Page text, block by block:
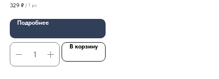
329 ₽ / 1 pc
Подробнее
В корзину